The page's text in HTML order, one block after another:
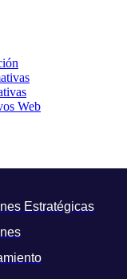
Web
Estratégicas